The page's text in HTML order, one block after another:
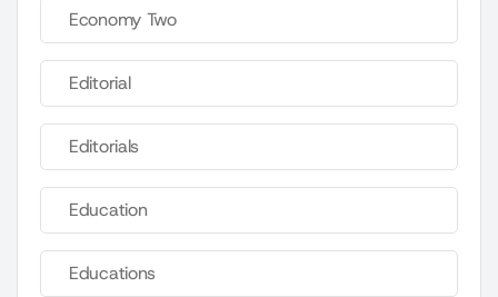
Economy Two
Editorial
Editorials
Education
Educations